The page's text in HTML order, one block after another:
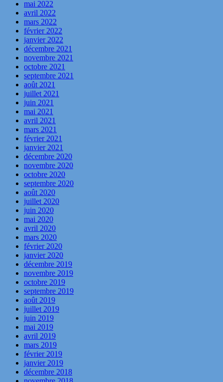
mai 2022
avril 2022
mars 2022
février 2022
janvier 2022
décembre 2021
novembre 2021
octobre 2021
septembre 2021
août 2021
juillet 2021
juin 2021
mai 2021
avril 2021
mars 2021
février 2021
janvier 2021
décembre 2020
novembre 2020
octobre 2020
septembre 2020
août 2020
juillet 2020
juin 2020
mai 2020
avril 2020
mars 2020
février 2020
janvier 2020
décembre 2019
novembre 2019
octobre 2019
septembre 2019
août 2019
juillet 2019
juin 2019
mai 2019
avril 2019
mars 2019
février 2019
janvier 2019
décembre 2018